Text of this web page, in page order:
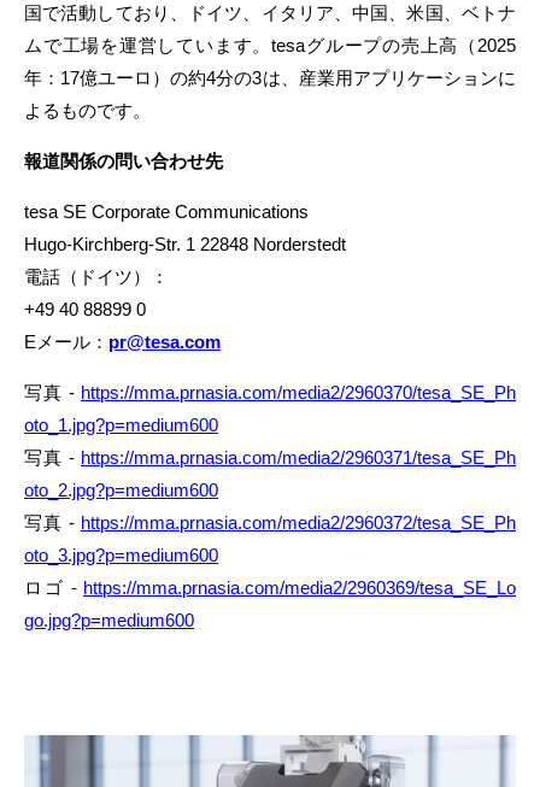
国で活動しており、ドイツ、イタリア、中国、米国、ベトナ
ムで工場を運営しています。tesaグループの売上高（2025
年：17億ユーロ）の約4分の3は、産業用アプリケーションに
よるものです。
報道関係の問い合わせ先
tesa SE Corporate Communications
Hugo-Kirchberg-Str. 1 22848 Norderstedt
電話（ドイツ）：
+49 40 88899 0
Eメール： pr@tesa.com
写真 - https://mma.prnasia.com/media2/2960370/tesa_SE_Ph
oto_1.jpg?p=medium600
写真 - https://mma.prnasia.com/media2/2960371/tesa_SE_Ph
oto_2.jpg?p=medium600
写真 - https://mma.prnasia.com/media2/2960372/tesa_SE_Ph
oto_3.jpg?p=medium600
ロゴ - https://mma.prnasia.com/media2/2960369/tesa_SE_Lo
go.jpg?p=medium600